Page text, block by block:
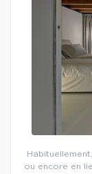
ou encore en